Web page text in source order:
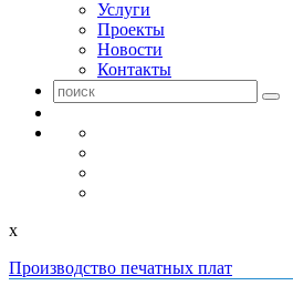
Услуги
Проекты
Новости
Контакты
x
Производство печатных плат